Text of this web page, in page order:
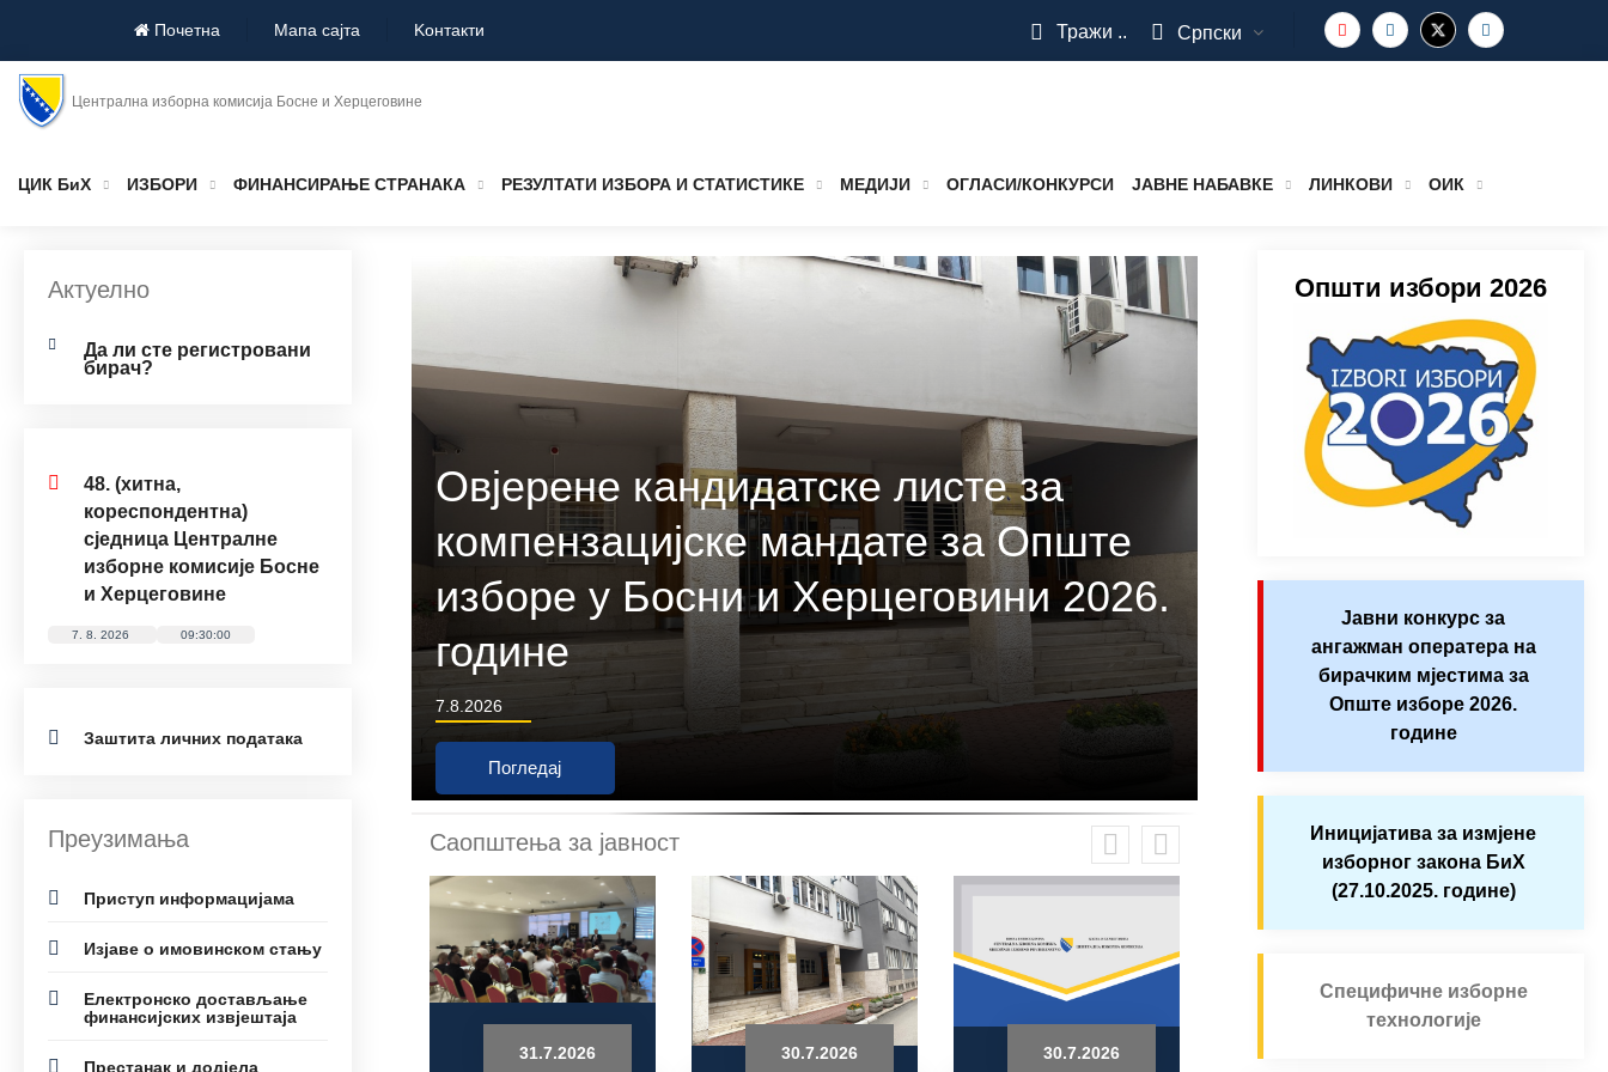
Почетна Мапа сајта Koнтакти Тражи .. Српски
Централна изборна комисија Босне и Херцеговине
ЦИК БиХ ИЗБОРИ ФИНАНСИРАЊЕ СТРАНАКА РЕЗУЛТАТИ ИЗБОРА И СТАТИСТИКЕ МЕДИЈИ ОГЛАСИ/КОНКУРСИ ЈАВНЕ НАБАВКЕ ЛИНКОВИ ОИК
Актуелно
Дa ли стe рeгистрoвaни
бирач?
48. (хитнa,
кореспондентнa)
сједницa Централне
изборне комисије Босне
и Херцеговине
7. 8. 2026 09:30:00
Заштита личних података
Преузимања
Приступ информацијама
Изјаве о имовинском стању
Електронско достављање
финансијских извјештаја
Престанак и додјела
Овјерене кандидатске листе за
компензацијске мандате за Опште
изборе у Босни и Херцеговини 2026.
године
7.8.2026
Погледај
Саопштења за јавност
31.7.2026 30.7.2026 30.7.2026
Општи избори 2026
Јавни конкурс за
ангажман оператера на
бирачким мјестима за
Опште изборе 2026.
године
Иницијатива за измјене
изборног закона БиХ
(27.10.2025. године)
Специфичне изборне
технологије